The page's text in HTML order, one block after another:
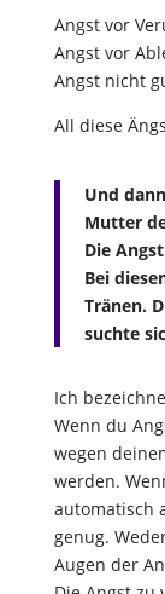
Angst vor
Angst vor
Angst nicht
All diese
Und
Mutter
Die
Bei
Tränen.
suchte
Ich
Wenn du
wegen
werden.
automatisch
genug.
Augen der